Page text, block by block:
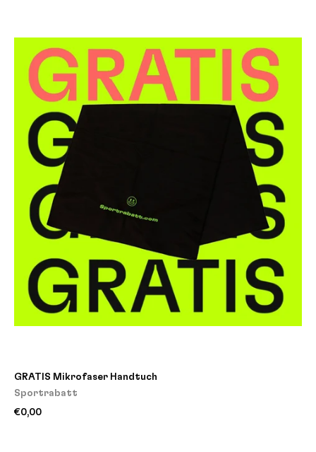
GRATIS Mikrofaser Handtuch
Sportrabatt
€0,00